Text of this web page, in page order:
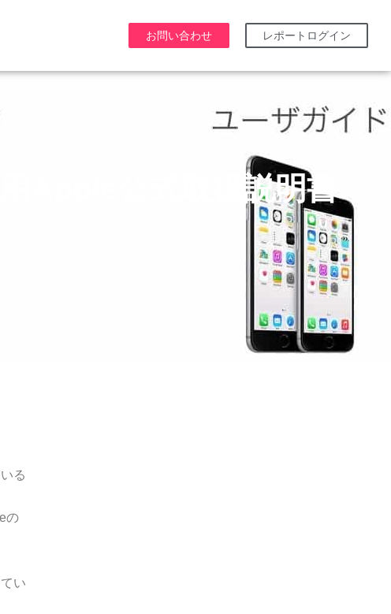
お問い合わせ レポートログイン
Apple公式取扱説明書
る
の
い